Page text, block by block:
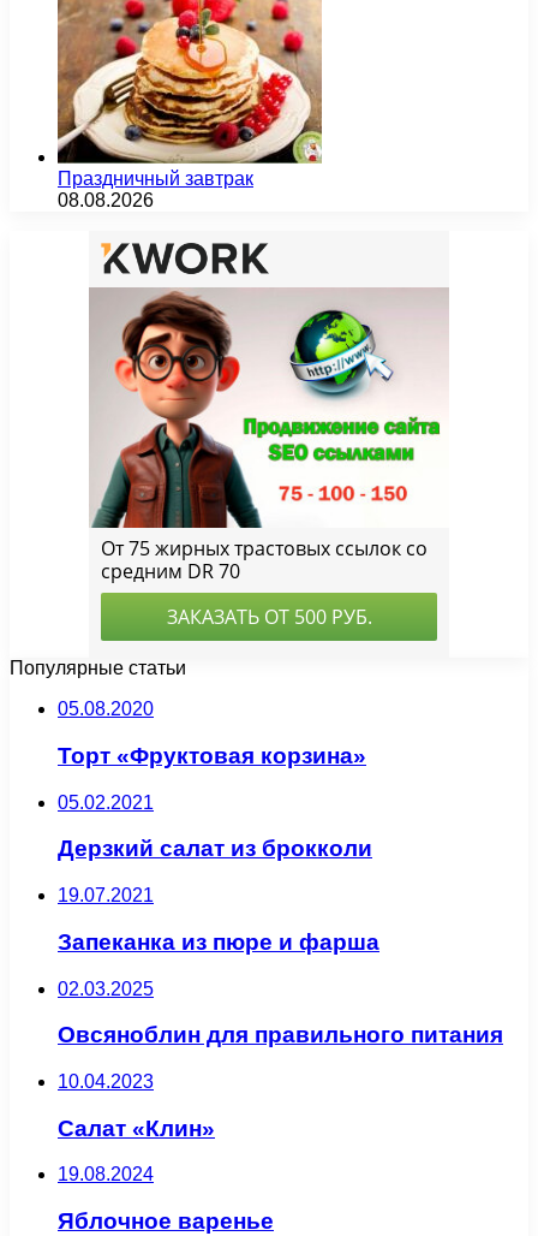
Праздничный завтрак
08.08.2026
Популярные статьи
05.08.2020
Торт «Фруктовая корзина»
05.02.2021
Дерзкий салат из брокколи
19.07.2021
Запеканка из пюре и фарша
02.03.2025
Овсяноблин для правильного питания
10.04.2023
Салат «Клин»
19.08.2024
Яблочное варенье